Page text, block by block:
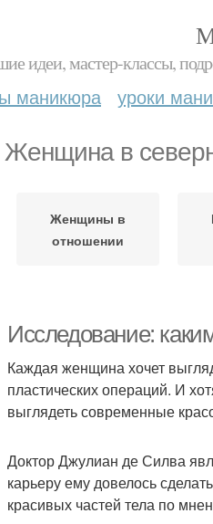
идеи, мастер-классы,
маникюра уроки
Женщина в
Женщины в
отношении
Исследование:
Каждая женщина хочет
пластических операций. И
выглядеть современные
Доктор Джулиан де Силва
карьеру ему довелось
красивых частей тела по